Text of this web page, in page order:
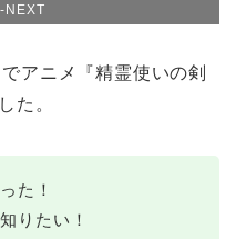
NEXT
アニメ『精霊使いの剣
た。
た！
りたい！